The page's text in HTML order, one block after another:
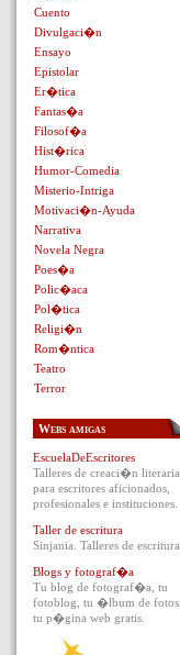
Cuento
Divulgaci�n
Ensayo
Epistolar
Er�tica
Fantas�a
Filosof�a
Hist�rica
Humor-Comedia
Misterio-Intriga
Motivaci�n-Ayuda
Narrativa
Novela Negra
Poes�a
Polic�aca
Pol�tica
Religi�n
Rom�ntica
Teatro
Terror
Webs amigas
EscuelaDeEscritores
Talleres de creaci�n literaria
para escritores aficionados,
profesionales e instituciones.
Taller de escritura
Sinjania. Talleres de escritura.
Blogs y fotograf�a
Tu blog de fotograf�a, tu
fotoblog, tu �lbum de fotos,
tu p�gina web gratis.